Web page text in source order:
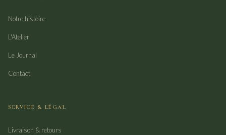
Notre histoire
L'Atelier
Le Journal
Contact
SERVICE & LÉGAL
Livraison & retours